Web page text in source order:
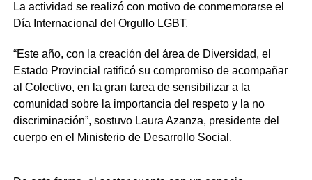
La actividad se realizó con motivo de conmemorarse el
Día Internacional del Orgullo LGBT.
“Este año, con la creación del área de Diversidad, el
Estado Provincial ratificó su compromiso de acompañar
al Colectivo, en la gran tarea de sensibilizar a la
comunidad sobre la importancia del respeto y la no
discriminación”, sostuvo Laura Azanza, presidente del
cuerpo en el Ministerio de Desarrollo Social.